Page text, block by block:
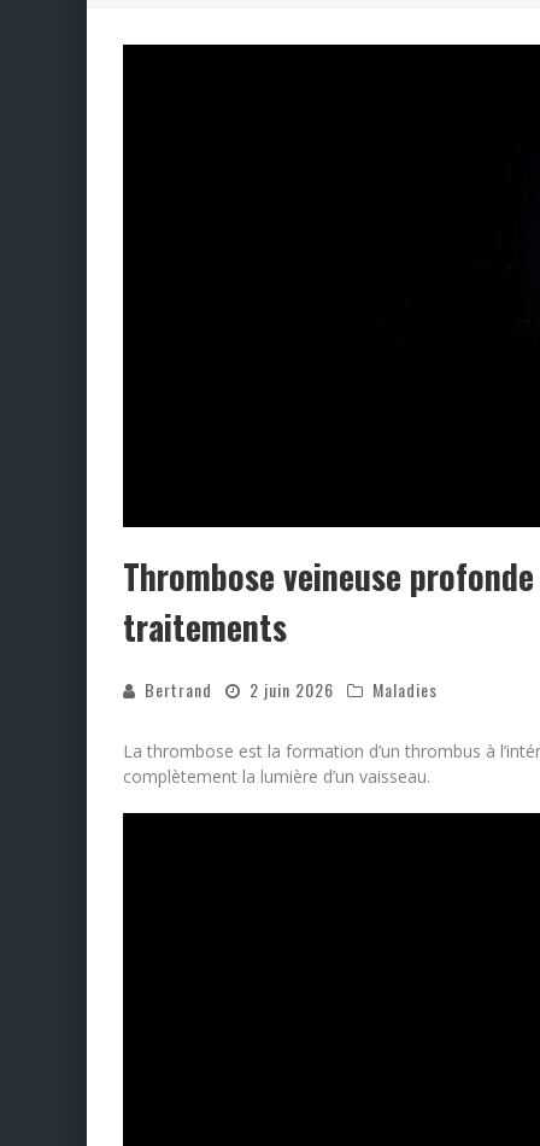
Thrombose veineuse
traitements
Bertrand 2 juin 2026 Maladies
La thrombose est la formation d’un thrombus à
complètement la lumière d’un vaisseau.